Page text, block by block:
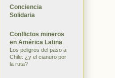
Conciencia
Solidaria
Conflictos mineros
en América Latina
Los peligros del paso a
Chile: ¿y el cianuro por
la ruta?